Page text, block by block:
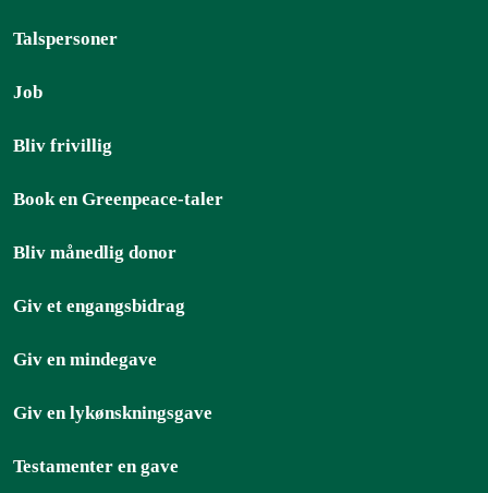
Talspersoner
Job
Bliv frivillig
Book en Greenpeace-taler
Bliv månedlig donor
Giv et engangsbidrag
Giv en mindegave
Giv en lykønskningsgave
Testamenter en gave